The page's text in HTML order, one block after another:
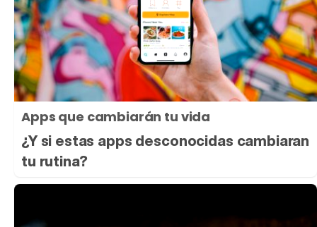
Apps que cambiarán tu vida
¿Y si estas apps desconocidas cambiaran
tu rutina?